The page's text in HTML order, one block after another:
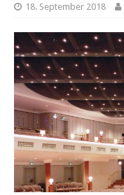
18. September 2018